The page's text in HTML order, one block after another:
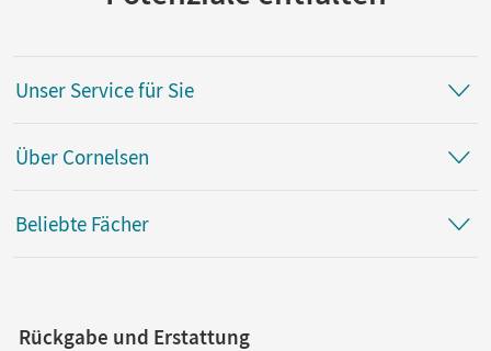
Unser Service für Sie
Über Cornelsen
Beliebte Fächer
Rückgabe und Erstattung